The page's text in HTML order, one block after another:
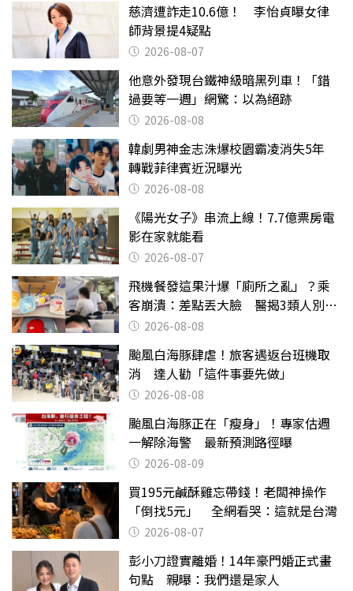
慈濟遭詐走10.6億！ 李怡貞曝女律
師背景提4疑點
2026-08-07
他意外發現台鐵神級暗黑列車！「錯
過要等一週」網驚：以為絕跡
2026-08-08
韓劇男神金志洙爆校園霸凌消失5年
轉戰菲律賓近況曝光
2026-08-08
《陽光女子》串流上線！7.7億票房電
影在家就能看
2026-08-07
飛機餐發這果汁爆「廁所之亂」？乘
客崩潰：差點丟大臉 醫揭3類人別亂
喝 2026-08-08
颱風白海豚肆虐！旅客遇返台班機取
消 達人勸「這件事要先做」
2026-08-08
颱風白海豚正在「瘦身」！專家估週
一解除海警 最新預測路徑曝
2026-08-09
買195元鹹酥雞忘帶錢！老闆神操作
「倒找5元」 全網看哭：這就是台灣
2026-08-07
彭小刀證實離婚！14年豪門婚正式畫
句點 親曝：我們還是家人